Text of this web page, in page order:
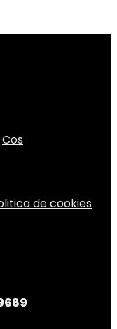
Cos
de cookies